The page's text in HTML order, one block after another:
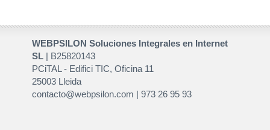
WEBPSILON Soluciones Integrales en Internet
SL| B25820143
PCiTAL - Edifici TIC, Oficina 11
25003 Lleida
contacto@webpsilon.com | 973 26 95 93